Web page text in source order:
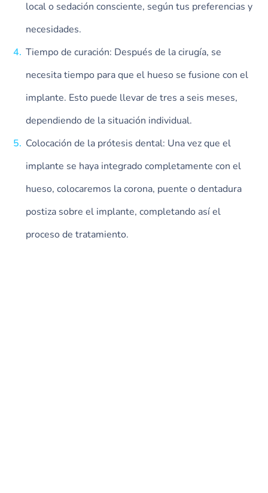
local o sedación consciente, según tus preferencias y
necesidades.
Tiempo de curación: Después de la cirugía, se
necesita tiempo para que el hueso se fusione con el
implante. Esto puede llevar de tres a seis meses,
dependiendo de la situación individual.
Colocación de la prótesis dental: Una vez que el
implante se haya integrado completamente con el
hueso, colocaremos la corona, puente o dentadura
postiza sobre el implante, completando así el
proceso de tratamiento.